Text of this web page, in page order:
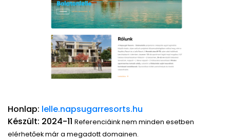
Honlap: lelle.napsugarresorts.hu
Készült: 2024-11 Referenciáink nem minden esetben
elérhetőek már a megadott domainen.